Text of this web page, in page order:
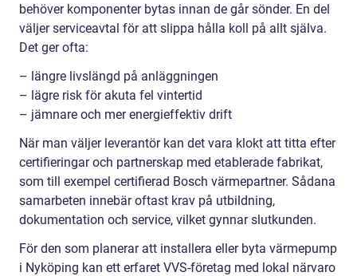
behöver komponenter bytas innan de går sönder. En del
väljer serviceavtal för att slippa hålla koll på allt själva.
Det ger ofta:
– längre livslängd på anläggningen
– lägre risk för akuta fel vintertid
– jämnare och mer energieffektiv drift
När man väljer leverantör kan det vara klokt att titta efter
certifieringar och partnerskap med etablerade fabrikat,
som till exempel certifierad Bosch värmepartner. Sådana
samarbeten innebär oftast krav på utbildning,
dokumentation och service, vilket gynnar slutkunden.
För den som planerar att installera eller byta värmepump
i Nyköping kan ett erfaret VVS-företag med lokal närvaro